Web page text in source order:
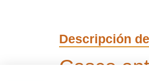
Descripción
Casco